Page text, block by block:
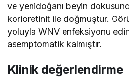
ve yenidoğanı beyin
korioretinit ile doğmuştur.
yoluyla WNV enfeksiyonu
asemptomatik kalmıştır.
Klinik değerlendirme